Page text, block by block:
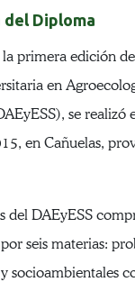
del Diploma
primera edición
en
se realizó
en Cañuelas,
del DAEyESS
seis materias:
socioambientales